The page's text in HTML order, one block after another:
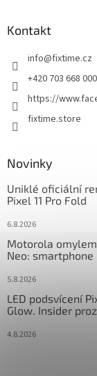
Kontakt
info@fixtime.cz
+420 703 668 000
https://
fixtime.store
Novinky
Uniklé oficiální
Pixel 11 Pro Fold
6.8.2026
Motorola
Neo:
5.8.2026
LED podsvícení
Glow. Insider
4.8.2026